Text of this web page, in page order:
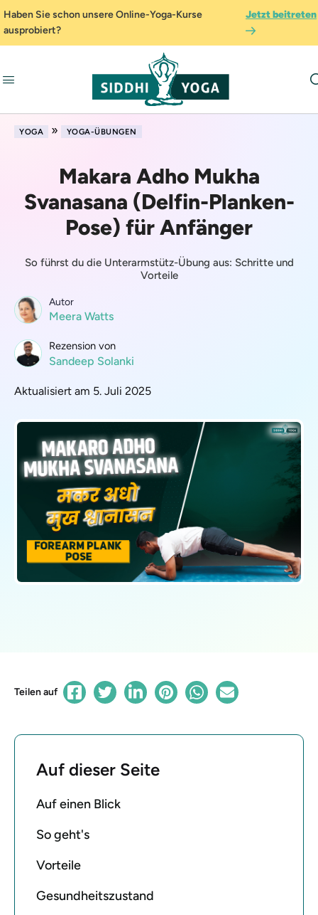
Haben Sie schon unsere Online-Yoga-Kurse
ausprobiert?
Jetzt beitreten
YOGA » YOGA-ÜBUNGEN
Makara Adho Mukha
Svanasana (Delfin-Planken-
Pose) für Anfänger
So führst du die Unterarmstütz-Übung aus: Schritte und
Vorteile
Autor
Meera Watts
Rezension von
Sandeep Solanki
Aktualisiert am 5. Juli 2025
Teilen auf
Auf dieser Seite
Auf einen Blick
So geht's
Vorteile
Gesundheitszustand